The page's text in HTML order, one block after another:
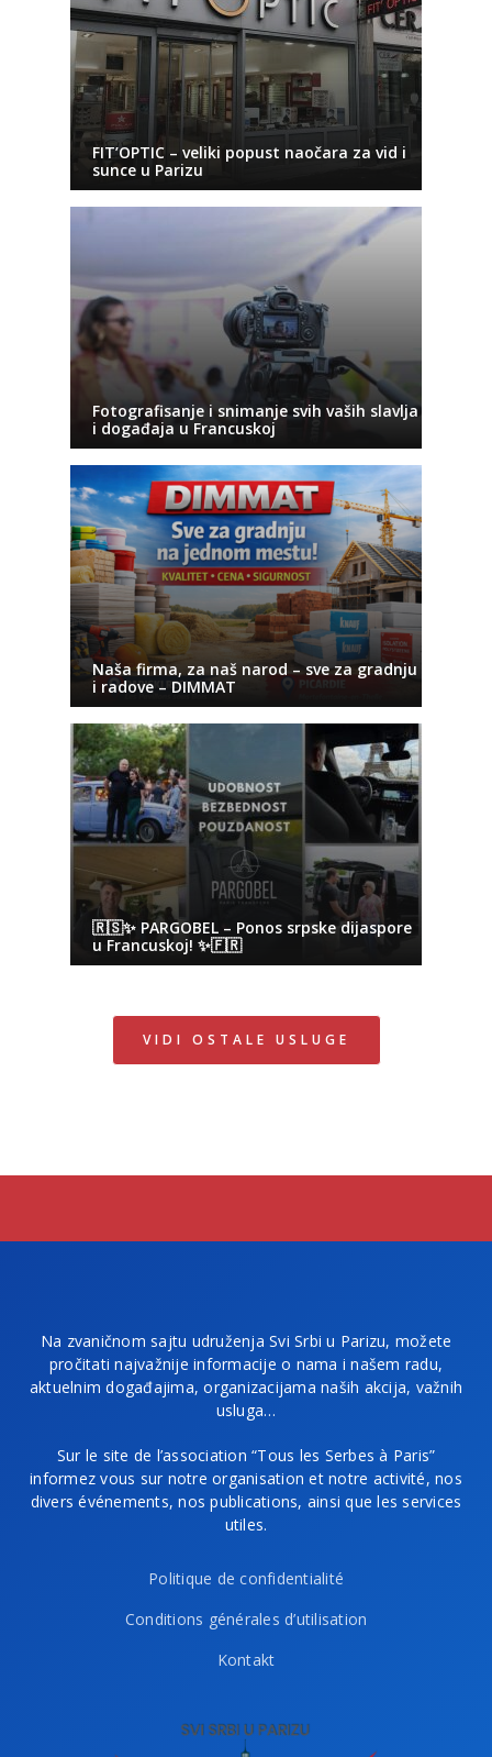
FIT’OPTIC – veliki popust naočara za vid i
sunce u Parizu
Fotografisanje i snimanje svih vaših slavlja
i događaja u Francuskoj
Naša firma, za naš narod – sve za gradnju
i radove – DIMMAT
🇷🇸✨ PARGOBEL – Ponos srpske dijaspore
u Francuskoj! ✨🇫🇷
VIDI OSTALE USLUGE
Na zvaničnom sajtu udruženja Svi Srbi u Parizu, možete
pročitati najvažnije informacije o nama i našem radu,
aktuelnim događajima, organizacijama naših akcija, važnih
usluga…
Sur le site de l’association “Tous les Serbes à Paris”
informez vous sur notre organisation et notre activité, nos
divers événements, nos publications, ainsi que les services
utiles.
Politique de confidentialité
Conditions générales d’utilisation
Kontakt